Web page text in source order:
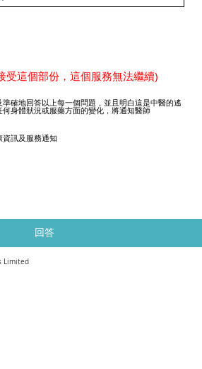
回答
受這個部份，這個服務無法繼續)
確地回答以上每一個問題，並且明白這是中醫的遙
身體狀況或服藥方面的變化，將通知醫師
訊及服務通知
Limited